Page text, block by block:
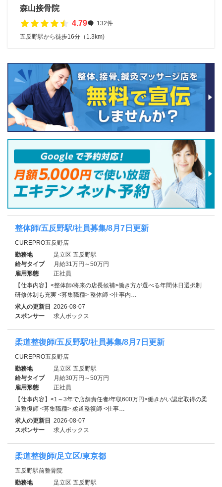
森山接骨院
4.79
132件
五反野駅から徒歩16分（1.3km)
整体師/五反野駅/社員募集/8月7日更新
CUREPRO五反野店
勤務地
足立区 五反野駅
給与タイプ
月給31万円～50万円
雇用形態
正社員
【仕事内容】<整体師/将来の店長候補>働き方が選べる年間休日選択制
研修体制も充実 <募集職種> 整体師 <仕事内…
求人の更新日 2026-08-07
スポンサー
求人ボックス
柔道整復師/五反野駅/社員募集/8月7日更新
CUREPRO五反野店
勤務地
足立区 五反野駅
給与タイプ
月給30万円～50万円
雇用形態
正社員
【仕事内容】<1～3年で店舗責任者/年収600万円>働きがい認定取得の柔
道整復師 <募集職種> 柔道整復師 <仕事…
求人の更新日 2026-08-07
スポンサー
求人ボックス
柔道整復師/足立区/東京都
五反野駅前整骨院
勤務地
足立区 五反野駅